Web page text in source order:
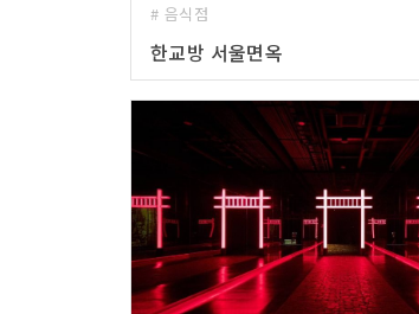
# 음식점
한교방 서울면옥